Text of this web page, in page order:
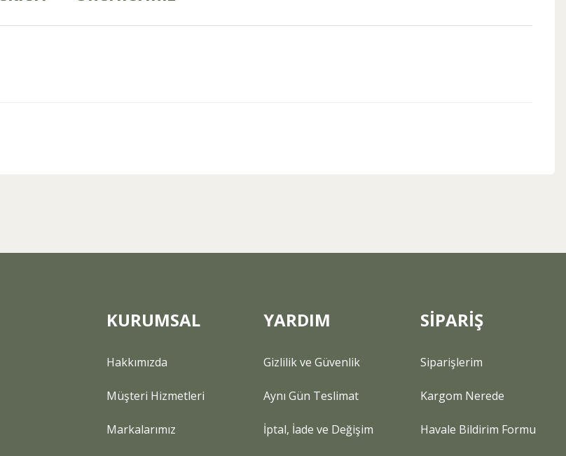
KURUMSAL
Hakkımızda
Müşteri Hizmetleri
Markalarımız
YARDIM
Gizlilik ve Güvenlik
Aynı Gün Teslimat
İptal, İade ve Değişim
SİPARİŞ
Siparişlerim
Kargom Nerede
Havale Bildirim Formu